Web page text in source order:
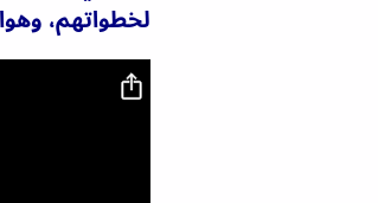
لخطواتهم،